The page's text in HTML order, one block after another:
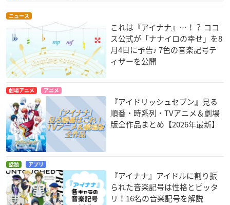
ニュース
これは『アイナナ』…！？ ココ
ス公式が「ナナイロの幸せ」を8
月4日に予告♪ 7色の音楽記号テ
ィザーを公開
劇場アニメ アニメ
『アイドリッシュセブン』見る
順番・時系列・TVアニメ＆劇場
版全作品まとめ【2026年最新】
話題 アプリ
『アイナナ』アイドルに割り振
られた音楽記号は性格とピッタ
リ！16名の音楽記号を解説